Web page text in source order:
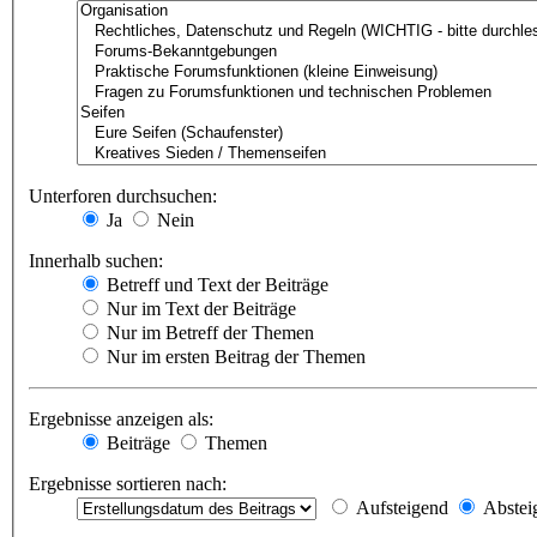
Unterforen durchsuchen:
Ja
Nein
Innerhalb suchen:
Betreff und Text der Beiträge
Nur im Text der Beiträge
Nur im Betreff der Themen
Nur im ersten Beitrag der Themen
Ergebnisse anzeigen als:
Beiträge
Themen
Ergebnisse sortieren nach:
Aufsteigend